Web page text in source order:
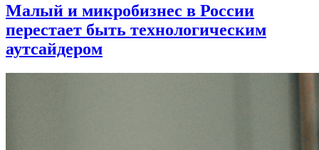
Малый и микробизнес в России
перестает быть технологическим
аутсайдером